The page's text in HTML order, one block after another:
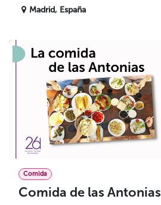
Madrid, España
Comida
Comida de las Antonias